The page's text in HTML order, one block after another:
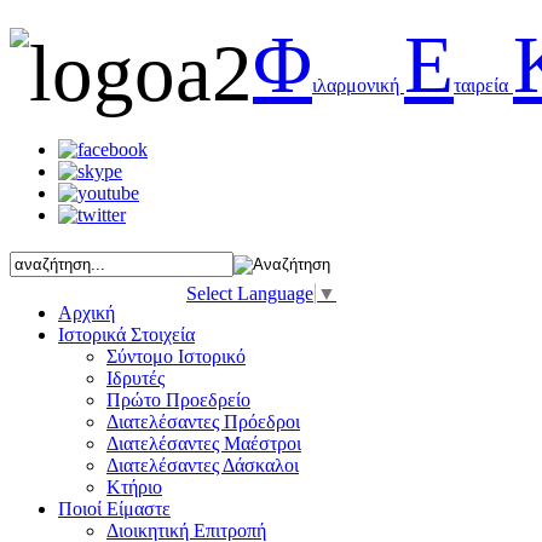
Φιλαρμονική Εταιρεία
Select Language ▼
Αρχική
Ιστορικά Στοιχεία
Σύντομο Ιστορικό
Ιδρυτές
Πρώτο Προεδρείο
Διατελέσαντες Πρόεδροι
Διατελέσαντες Μαέστροι
Διατελέσαντες Δάσκαλοι
Κτήριο
Ποιοί Είμαστε
Διοικητική Επιτροπή